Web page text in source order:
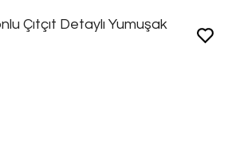
Çıtçıt Detaylı Yumuşak